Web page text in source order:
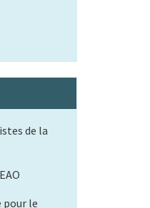
de la
pour le